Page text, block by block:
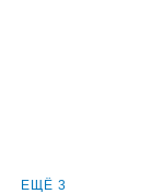
ЕЩЁ 3